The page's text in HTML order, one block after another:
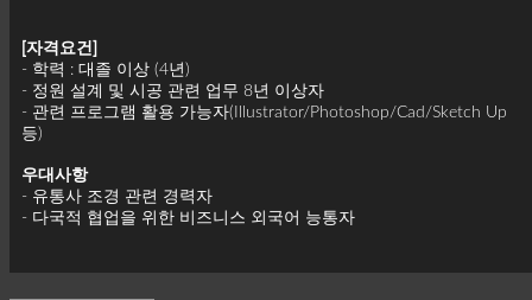
[자격요건]
- 학력 : 대졸 이상 (4년)
- 정원 설계 및 시공 관련 업무 8년 이상자
- 관련 프로그램 활용 가능자(Illustrator/Photoshop/Cad/Sketch Up
등)
우대사항
- 유통사 조경 관련 경력자
- 다국적 협업을 위한 비즈니스 외국어 능통자